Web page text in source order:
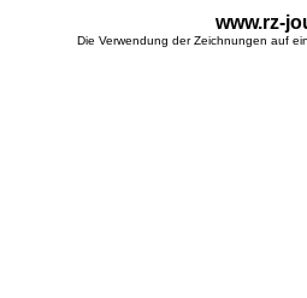
www.rz-
Die Verwendung der Zeichnungen auf